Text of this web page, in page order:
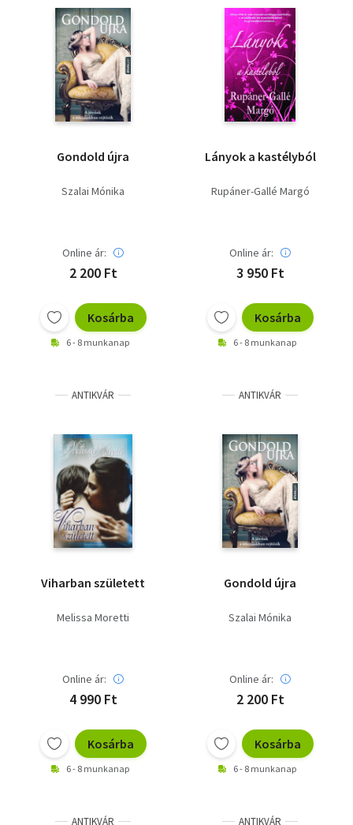
Gondold újra
Szalai Mónika
Online ár:
2 200 Ft
Kosárba
6 - 8 munkanap
Lányok a kastélyból
Rupáner-Gallé Margó
Online ár:
3 950 Ft
Kosárba
6 - 8 munkanap
ANTIKVÁR
Viharban született
Melissa Moretti
Online ár:
4 990 Ft
Kosárba
6 - 8 munkanap
ANTIKVÁR
Gondold újra
Szalai Mónika
Online ár:
2 200 Ft
Kosárba
6 - 8 munkanap
ANTIKVÁR ANTIKVÁR